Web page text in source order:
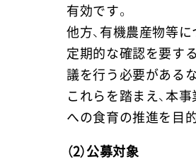
有効です。
他方、有機農産物等
定期的な確認を要す
議を行う必要がある
これらを踏まえ、本
への食育の推進を目
（2）公募対象